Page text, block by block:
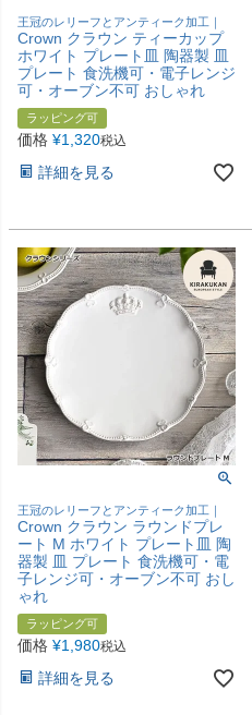
王冠のレリーフとアンティーク加工｜
Crown クラウン ティーカップ
ホワイト プレート皿 陶器製 皿
プレート 食洗機可・電子レンジ
可・オーブン不可 おしゃれ
ラッピング可
価格 ¥1,320税込
詳細を見る
王冠のレリーフとアンティーク加工｜
Crown クラウン ラウンドプレ
ート M ホワイト プレート皿 陶
器製 皿 プレート 食洗機可・電
子レンジ可・オーブン不可 おし
ゃれ
ラッピング可
価格 ¥1,980税込
詳細を見る